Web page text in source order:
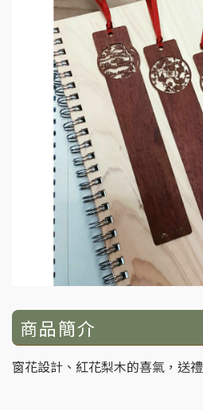
商品簡介
窗花設計、紅花梨木的喜氣，送